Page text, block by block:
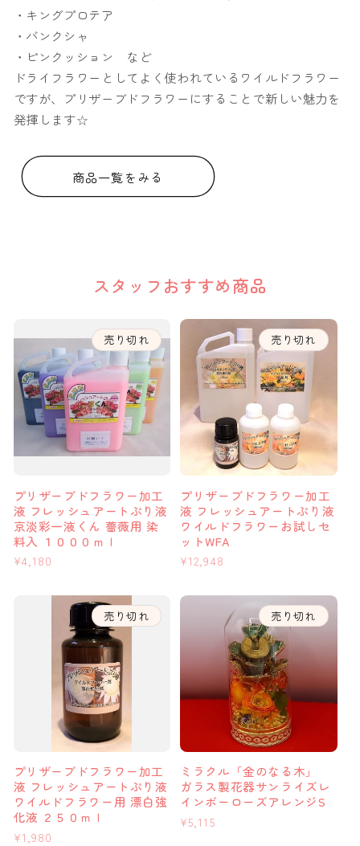
・キングプロテア
・バンクシャ
・ピンクッション など
ドライフラワーとしてよく使われているワイルドフラワー
ですが、プリザーブドフラワーにすることで新しい魅力を
発揮します☆
商品一覧をみる
スタッフおすすめ商品
売り切れ
プリザーブドフラワー加工
液 フレッシュアートぷり液
京淡彩一液くん 薔薇用 染
料入 １０００ｍｌ
通
¥4,180
売り切れ
プリザーブドフラワー加工
液 フレッシュアートぷり液
ワイルドフラワーお試しセ
ットWFA
通
価
¥12,948
売り切れ
プリザーブドフラワー加工
液 フレッシュアートぷり液
ワイルドフラワー用 漂白強
化液 ２５０ｍｌ
通
¥1,980
売り切れ
ミラクル「金のなる木」
ガラス製花器サンライズレ
インボーローズアレンジS
通
¥5,115